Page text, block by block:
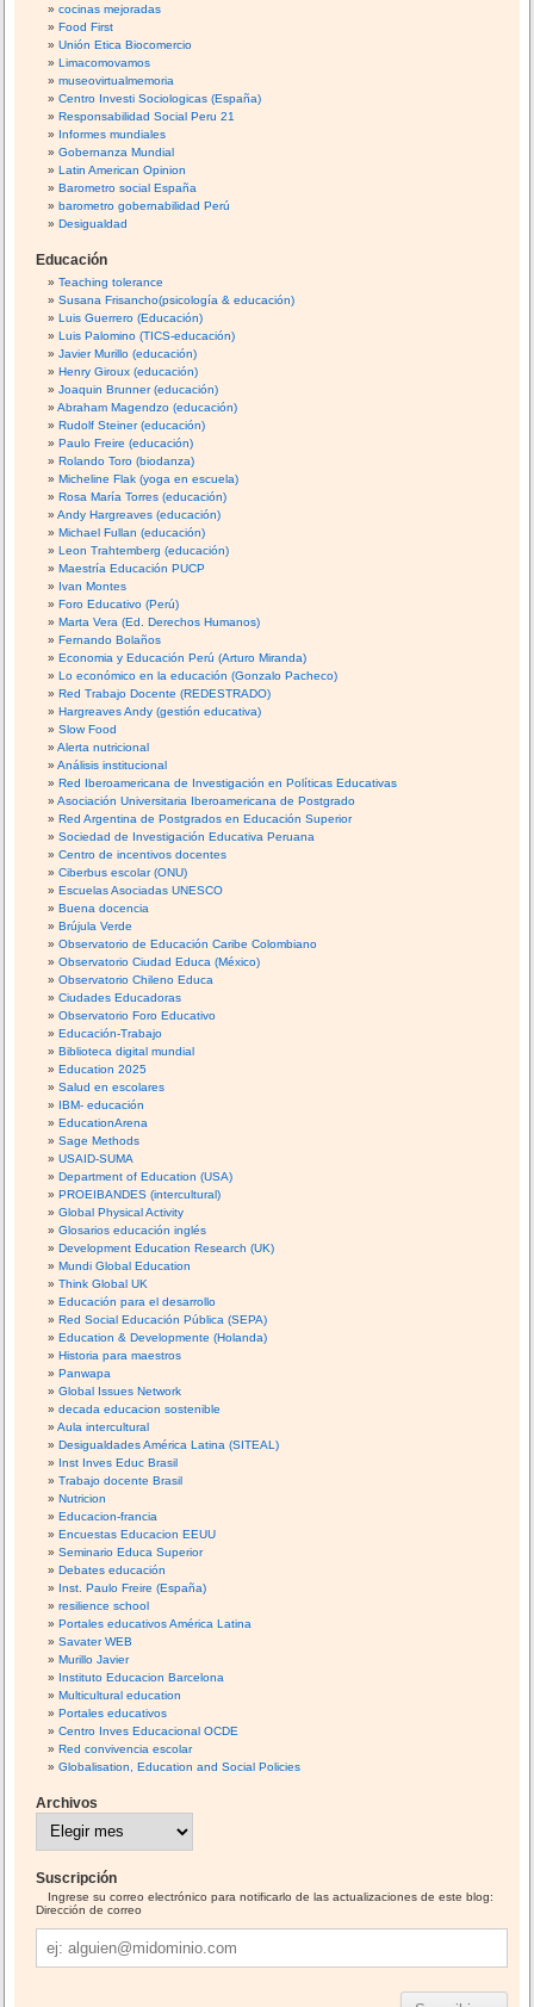
cocinas mejoradas
Food First
Unión Etica Biocomercio
Limacomovamos
museovirtualmemoria
Centro Investi Sociologicas (España)
Responsabilidad Social Peru 21
Informes mundiales
Gobernanza Mundial
Latin American Opinion
Barometro social España
barometro gobernabilidad Perú
Desigualdad
Educación
Teaching tolerance
Susana Frisancho(psicología & educación)
Luis Guerrero (Educación)
Luis Palomino (TICS-educación)
Javier Murillo (educación)
Henry Giroux (educación)
Joaquin Brunner (educación)
Abraham Magendzo (educación)
Rudolf Steiner (educación)
Paulo Freire (educación)
Rolando Toro (biodanza)
Micheline Flak (yoga en escuela)
Rosa María Torres (educación)
Andy Hargreaves (educación)
Michael Fullan (educación)
Leon Trahtemberg (educación)
Maestría Educación PUCP
Ivan Montes
Foro Educativo (Perú)
Marta Vera (Ed. Derechos Humanos)
Fernando Bolaños
Economia y Educación Perú (Arturo Miranda)
Lo económico en la educación (Gonzalo Pacheco)
Red Trabajo Docente (REDESTRADO)
Hargreaves Andy (gestión educativa)
Slow Food
Alerta nutricional
Análisis institucional
Red Iberoamericana de Investigación en Políticas Educativas
Asociación Universitaria Iberoamericana de Postgrado
Red Argentina de Postgrados en Educación Superior
Sociedad de Investigación Educativa Peruana
Centro de incentivos docentes
Ciberbus escolar (ONU)
Escuelas Asociadas UNESCO
Buena docencia
Brújula Verde
Observatorio de Educación Caribe Colombiano
Observatorio Ciudad Educa (México)
Observatorio Chileno Educa
Ciudades Educadoras
Observatorio Foro Educativo
Educación-Trabajo
Biblioteca digital mundial
Education 2025
Salud en escolares
IBM- educación
EducationArena
Sage Methods
USAID-SUMA
Department of Education (USA)
PROEIBANDES (intercultural)
Global Physical Activity
Glosarios educación inglés
Development Education Research (UK)
Mundi Global Education
Think Global UK
Educación para el desarrollo
Red Social Educación Pública (SEPA)
Education & Developmente (Holanda)
Historia para maestros
Panwapa
Global Issues Network
decada educacion sostenible
Aula intercultural
Desigualdades América Latina (SITEAL)
Inst Inves Educ Brasil
Trabajo docente Brasil
Nutricion
Educacion-francia
Encuestas Educacion EEUU
Seminario Educa Superior
Debates educación
Inst. Paulo Freire (España)
resilience school
Portales educativos América Latina
Savater WEB
Murillo Javier
Instituto Educacion Barcelona
Multicultural education
Portales educativos
Centro Inves Educacional OCDE
Red convivencia escolar
Globalisation, Education and Social Policies
Archivos
h
v
Suscripción
Ingrese su correo electrónico para notificarlo de las actualizaciones de este blog:
Dirección de correo
Dirección
de
correo